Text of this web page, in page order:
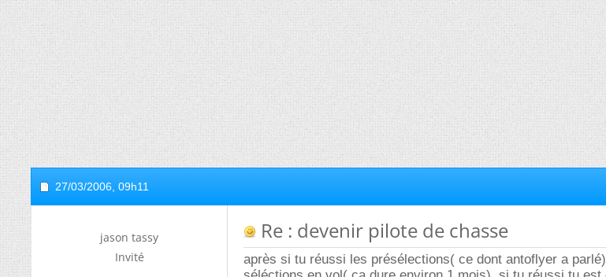
27/03/2006, 09h11
jason tassy
Invité
Re : devenir pilote de chasse
après si tu réussi les présélections( ce dont antoflyer a